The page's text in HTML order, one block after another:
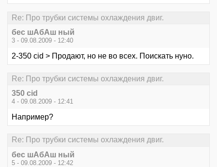
Re: Про трубки системы охлаждения двиг.
бес шАбАш ный
3 - 09.08.2009 - 12:40
2-350 cid > Продают, но не во всех. Поискать нуно.
Re: Про трубки системы охлаждения двиг.
350 cid
4 - 09.08.2009 - 12:41
Например?
Re: Про трубки системы охлаждения двиг.
бес шАбАш ный
5 - 09.08.2009 - 12:42